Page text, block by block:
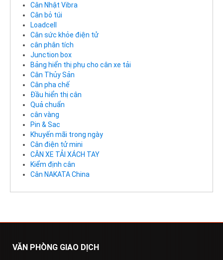
Cân Nhật Vibra
Cân bỏ túi
Loadcell
Cân sức khỏe điện tử
cân phân tích
Junction box
Bảng hiển thị phụ cho cân xe tải
Cân Thủy Sản
Cân pha chế
Đầu hiển thị cân
Quả chuẩn
cân vàng
Pin & Sac
Khuyến mãi trong ngày
Cân điện tử mini
CÂN XE TẢI XÁCH TAY
Kiểm định cân
Cân NAKATA China
VĂN PHÒNG GIAO DỊCH